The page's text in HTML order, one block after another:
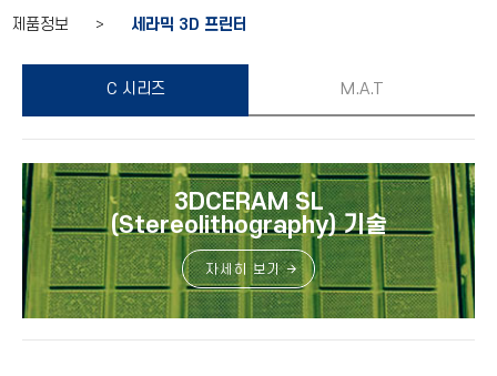
제품정보 > 세라믹 3D 프린터
C 시리즈 M.A.T
3DCERAM SL
(Stereolithography) 기술
자세히 보기